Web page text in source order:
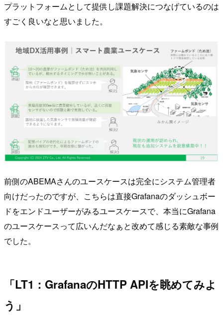
プラットフォームとして提供し課題解決につなげているのは
すごく良いなと思いました。
前側のABEMAさんのユースケースは完全にシステム管理者
向けだったのですが、こちらは直接Grafanaのダッシュボー
ドをエンドユーザーがみるユースケースで、本当にGrafana
のユースケースって広いんだなぁと改めて感じる素敵な事例
でした。
「LT1：GrafanaのHTTP APIを眺めてみよ
う」